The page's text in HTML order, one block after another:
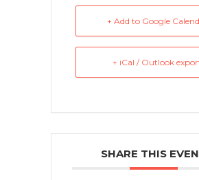
+ Add to Google
+ iCal / Outlook
SHARE THIS